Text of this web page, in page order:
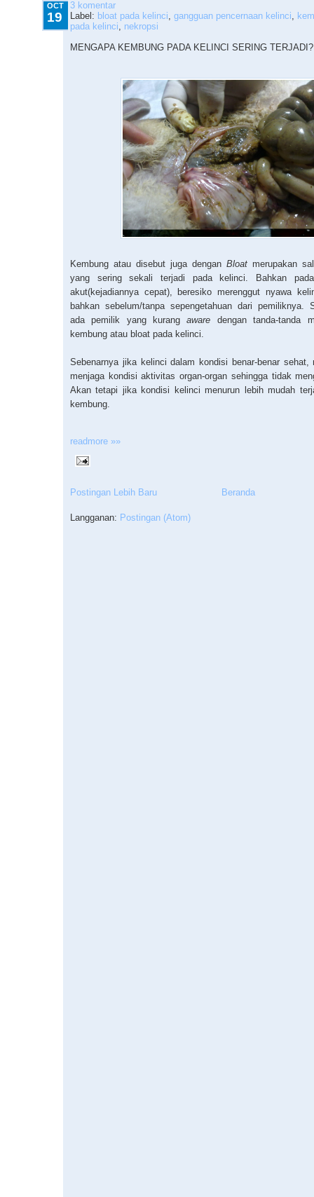
OCT
19
3 komentar
Label: bloat pada kelinci gangguan pencernaan kelinci
pada kelinci
nekropsi
MENGAPA KEMBUNG PADA KELINCI SERING TERJADI?
Kembung atau disebut juga dengan Bloat merupakan
yang sering sekali terjadi pada kelinci. Bahkan
akut(kejadiannya cepat), beresiko merenggut nyawa
bahkan sebelum/tanpa sepengetahuan dari pemiliknya.
ada pemilik yang kurang aware dengan tanda-tanda
kembung atau bloat pada kelinci.
Sebenarnya jika kelinci dalam kondisi benar-benar sehat,
menjaga kondisi aktivitas organ-organ sehingga tidak
Akan tetapi jika kondisi kelinci menurun lebih mudah
kembung.
readmore »»
Postingan Lebih Baru Beranda
Langganan: Postingan (Atom)